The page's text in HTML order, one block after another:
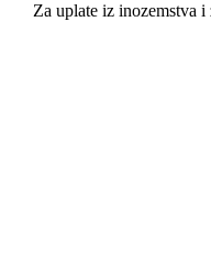
Za uplate iz inozemstva